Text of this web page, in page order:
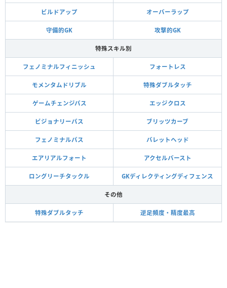
ビルドアップ オーバーラップ
守備的GK 攻撃的GK
特殊スキル別
フェノミナルフィニッシュ フォートレス
モメンタムドリブル 特殊ダブルタッチ
ゲームチェンジパス エッジクロス
ビジョナリーパス ブリッツカーブ
フェノミナルパス バレットヘッド
エアリアルフォート アクセルバースト
ロングリーチタックル GKディレクティングディフェンス
その他
特殊ダブルタッチ 逆足頻度・精度最高